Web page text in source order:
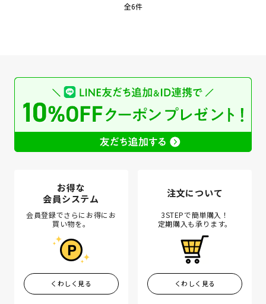
全6件
お得な
会員システム
会員登録でさらにお得にお
買い物を。
くわしく見る
注文について
3STEPで簡単購入！
定期購入も承ります。
くわしく見る